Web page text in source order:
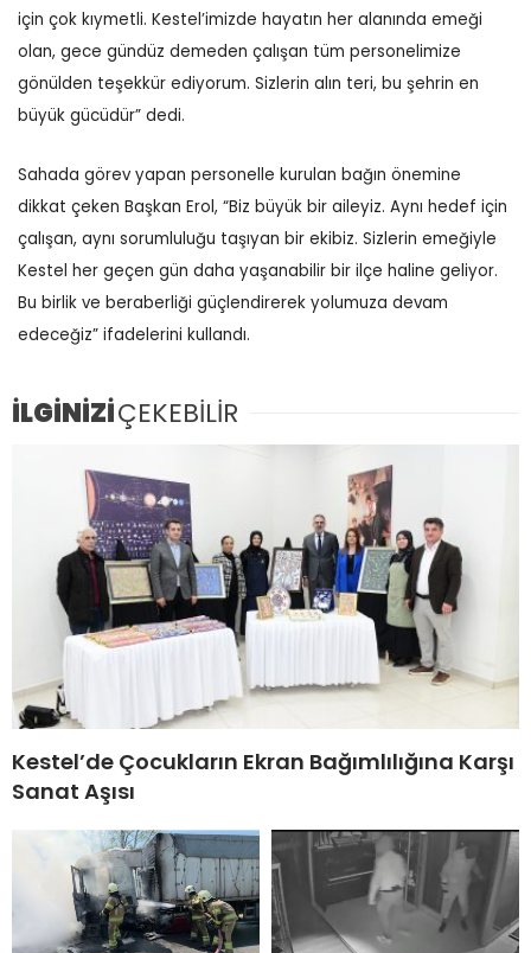
için çok kıymetli. Kestel’imizde hayatın her alanında emeği
olan, gece gündüz demeden çalışan tüm personelimize
gönülden teşekkür ediyorum. Sizlerin alın teri, bu şehrin en
büyük gücüdür” dedi.
Sahada görev yapan personelle kurulan bağın önemine
dikkat çeken Başkan Erol, “Biz büyük bir aileyiz. Aynı hedef için
çalışan, aynı sorumluluğu taşıyan bir ekibiz. Sizlerin emeğiyle
Kestel her geçen gün daha yaşanabilir bir ilçe haline geliyor.
Bu birlik ve beraberliği güçlendirerek yolumuza devam
edeceğiz” ifadelerini kullandı.
İLGİNİZİÇEKEBİLİR
Kestel’de Çocukların Ekran Bağımlılığına Karşı
Sanat Aşısı